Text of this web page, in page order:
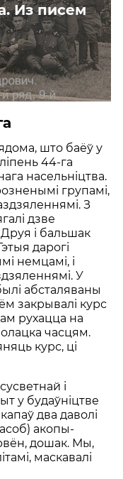
Из писем
што баёў у
44-га
насельніцтва.
групамі,
З
дзве
і бальшак
дарогі
немцамі, і
У
абсталяваны
закрывалі курс
рухацца на
часцям.
курс, ці
і
у будаўніцтве
два даволі
акопы-
дошак. Мы,
маскавалі